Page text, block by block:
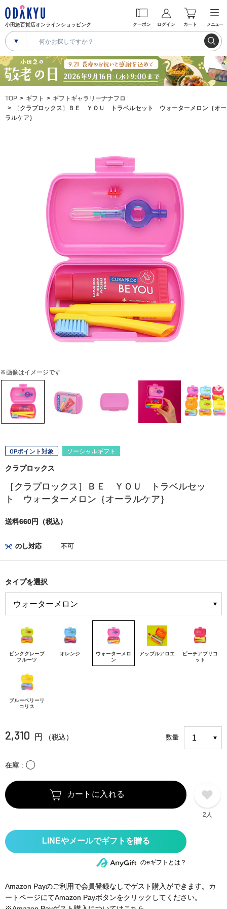
小田急百貨店オンラインショッピング クーポン ログイン カート メニュー
TOP ギフト
ギフトギャラリーナナフロ
［クラプロックス］ＢＥ ＹＯＵ トラベルセット ウォーターメロン｛オー
ラルケア｝
※画像はイメージです
OPポイント対象 ソーシャルギフト
クラプロックス
［クラプロックス］ＢＥ ＹＯＵ トラベルセッ
ト ウォーターメロン｛オーラルケア｝
送料660円（税込）
のし対応 不可
タイプを選択
ピンクグレープ
フルーツ
オレンジ
ウォーターメロ
ン
アップルアロエ
ピーチアプリコ
ット
ブルーベリーリ
コリス
2,310 円 （税込） 数量
在庫 〇
カートに入れる
2人
のeギフトとは？
Amazon Payのご利用で会員登録なしでゲスト購入ができます。カ
ートページにてAmazon Payボタンをクリックしてください。